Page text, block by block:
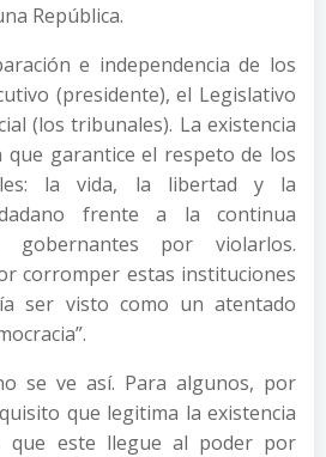
República.
e independencia de los
(presidente), el Legislativo
(los tribunales). La existencia
que garantice el respeto de los
la vida, la libertad y la
frente a la continua
por violarlos.
corromper estas instituciones
ser visto como un atentado
se ve así. Para algunos, por
que legitima la existencia
que este llegue al poder por